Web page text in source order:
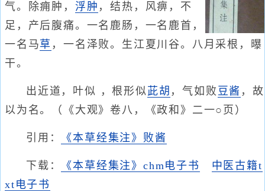
气。除痈肿， 浮肿 ，结热，风痹，不
足，产后腹痛。一名鹿肠，一名鹿首，
一名马草 ，一名泽败。生江夏川谷。八月采根，曝
干。
出近道，叶似 ，根形似 茈胡 ，气如败 豆酱 ，故
以为名。（《大观》卷八，《政和》二一○页）
引用： 《本草经集注》败酱
下载： 《本草经集注》chm电子书
中医古籍t
xt电子书